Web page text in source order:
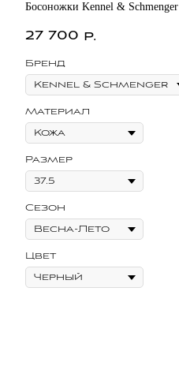
Босоножки Kennel & Schmenger
27 700 р.
Бренд
Материал
Размер
Сезон
Цвет